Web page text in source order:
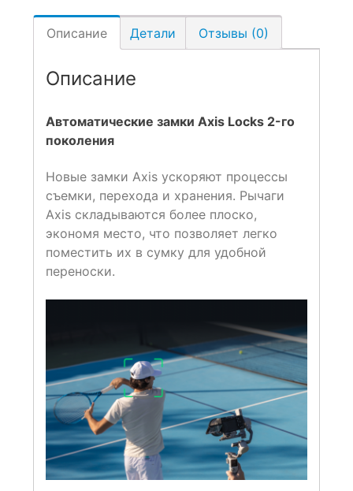
Описание Детали Отзывы (0)
Описание
Автоматические замки Axis Locks 2-го
поколения
Новые замки Axis ускоряют процессы
съемки, перехода и хранения. Рычаги
Axis складываются более плоско,
экономя место, что позволяет легко
поместить их в сумку для удобной
переноски.